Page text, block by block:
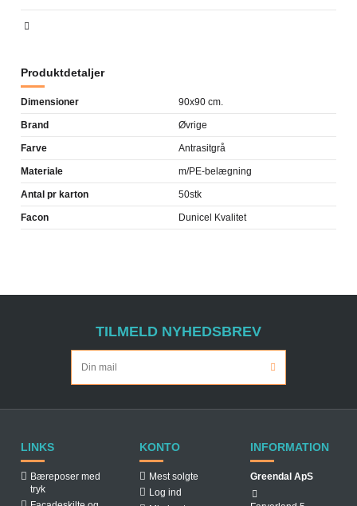
Produktdetaljer
Dimensioner 90x90 cm.
Brand Øvrige
Farve Antrasitgrå
Materiale m/PE-belægning
Antal pr karton 50stk
Facon Dunicel Kvalitet
TILMELD NYHEDSBREV
LINKS
Bæreposer med
tryk
KONTO
Mest solgte
Log ind
INFORMATION
Greendal ApS